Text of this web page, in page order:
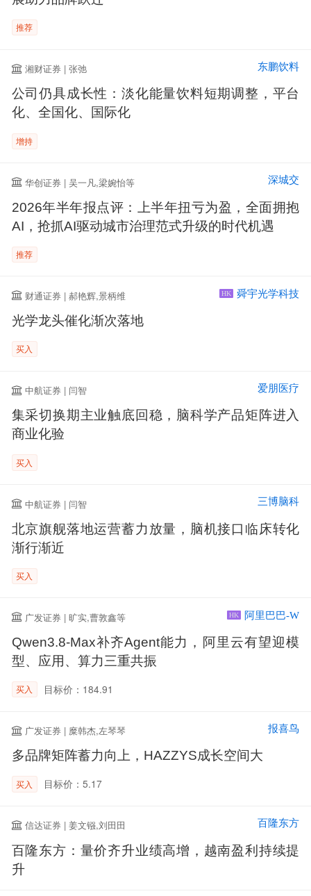
推荐
湘财证券 | 张弛 东鹏饮料
公司仍具成长性：淡化能量饮料短期调整，平台
化、全国化、国际化
增持
华创证券 | 吴一凡,梁婉怡等 深城交
2026年半年报点评：上半年扭亏为盈，全面拥抱
AI，抢抓AI驱动城市治理范式升级的时代机遇
推荐
财通证券 | 郝艳辉,景柄维 HK 舜宇光学科技
光学龙头催化渐次落地
买入
中航证券 | 闫智 爱朋医疗
集采切换期主业触底回稳，脑科学产品矩阵进入
商业化验
买入
中航证券 | 闫智 三博脑科
北京旗舰落地运营蓄力放量，脑机接口临床转化
渐行渐近
买入
广发证券 | 旷实,曹敦鑫等 HK 阿里巴巴-W
Qwen3.8-Max补齐Agent能力，阿里云有望迎模
型、应用、算力三重共振
买入 目标价：184.91
广发证券 | 糜韩杰,左琴琴 报喜鸟
多品牌矩阵蓄力向上，HAZZYS成长空间大
买入 目标价：5.17
信达证券 | 姜文镪,刘田田 百隆东方
百隆东方：量价齐升业绩高增，越南盈利持续提
升